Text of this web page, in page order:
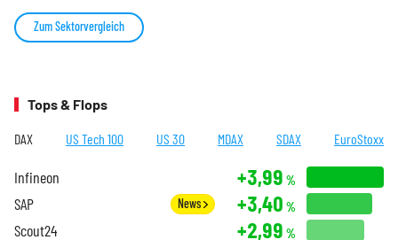
Zum Sektorvergleich
Tops & Flops
DAX US Tech 100 US 30 MDAX SDAX EuroStoxx
Infineon +3,99 %
SAP News +3,40 %
Scout24 +2,99 %